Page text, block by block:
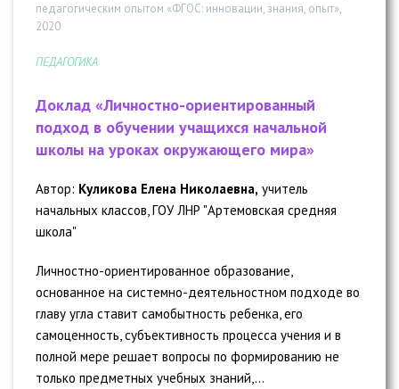
педагогическим опытом «ФГОС: инновации, знания, опыт»,
2020
ПЕДАГОГИКА
Доклад «Личностно-ориентированный
подход в обучении учащихся начальной
школы на уроках окружающего мира»
Автор: Куликова Елена Николаевна, учитель
начальных классов, ГОУ ЛНР "Артемовская средняя
школа"
Личностно-ориентированное образование,
основанное на системно-деятельностном подходе во
главу угла ставит самобытность ребенка, его
самоценность, субъективность процесса учения и в
полной мере решает вопросы по формированию не
только предметных учебных знаний,...